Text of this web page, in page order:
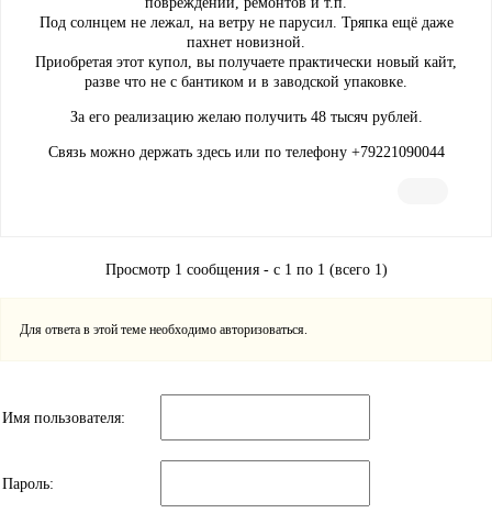
Под солнцем не лежал, на ветру не парусил. Тряпка ещё даже
пахнет новизной.
Приобретая этот купол, вы получаете практически новый кайт,
разве что не с бантиком и в заводской упаковке.
За его реализацию желаю получить 48 тысяч рублей.
Связь можно держать здесь или по телефону +79221090044
Просмотр 1 сообщения - с 1 по 1 (всего 1)
Для ответа в этой теме необходимо авторизоваться.
Имя пользователя:
Пароль: